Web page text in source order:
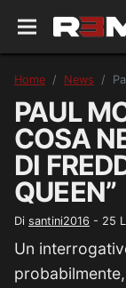
Home News
PAUL
COSA
DI
QUEEN”
Di santini2016 - 25
Un